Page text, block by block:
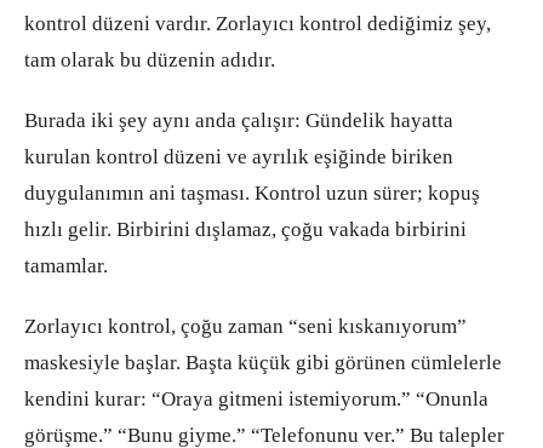
kontrol düzeni vardır. Zorlayıcı kontrol dediğimiz şey,
tam olarak bu düzenin adıdır.
Burada iki şey aynı anda çalışır: Gündelik hayatta
kurulan kontrol düzeni ve ayrılık eşiğinde biriken
duygulanımın ani taşması. Kontrol uzun sürer; kopuş
hızlı gelir. Birbirini dışlamaz, çoğu vakada birbirini
tamamlar.
Zorlayıcı kontrol, çoğu zaman “seni kıskanıyorum”
maskesiyle başlar. Başta küçük gibi görünen cümlelerle
kendini kurar: “Oraya gitmeni istemiyorum.” “Onunla
görüşme.” “Bunu giyme.” “Telefonunu ver.” Bu talepler